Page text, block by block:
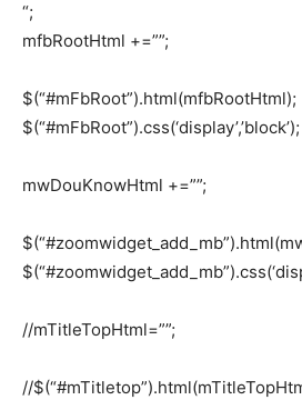
“;
mfbRootHtml +=””;
$(“#mFbRoot”).html(mfbRootHtml);
$(“#mFbRoot”).css(‘display’,’block’);
mwDouKnowHtml +=””;
//mTitleTopHtml=””;
//